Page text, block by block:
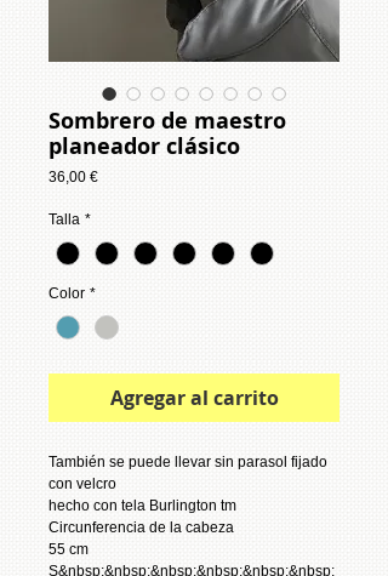
Sombrero de maestro
planeador clásico
36,00 €Precio
Talla *
Color *
Agregar al carrito
También se puede llevar sin parasol fijado
con velcro
hecho con tela Burlington tm
Circunferencia de la cabeza
55 cm
S&nbsp;&nbsp;&nbsp;&nbsp;&nbsp;&nbsp;